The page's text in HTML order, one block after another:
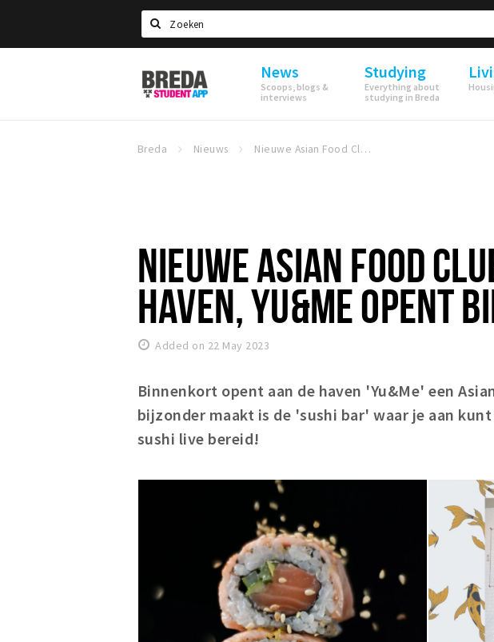
Search
Breda
Student
News
Scoops, blogs &
interviews
Studying
Everything about
studying in Breda
Breda Nieuws Nieuwe Asian Food Club aan de haven, Yu&Me opent binnenkort!
NIEUWE ASIAN FOOD
HAVEN, YU&ME OPENT
Added on 22 May 2023
Binnenkort opent aan de haven 'Yu&Me' een
bijzonder maakt is de 'sushi bar' waar je aan
sushi live bereid!